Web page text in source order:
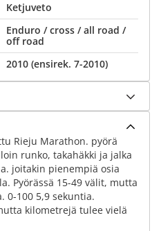
Ketjuveto
Enduro / cross / all road /
off road
2010 (ensirek. 7-2010)
Rieju Marathon. pyörä
runko, takahäkki ja jalka
joitakin pienempiä osia
Pyörässä 15-49 välit, mutta
0-100 5,9 sekuntia.
kilometrejä tulee vielä